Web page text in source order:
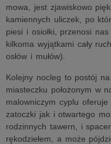
mowa, jest zjawiskowo
kamiennych uliczek, po
piesi i osiołki, przenosi
kilkoma wyjątkami cały
osłów i mułów).
Kolejny nocleg to postój
miasteczku położonym w
malowniczym cyplu
zatoczki jak i otwartego
rodzinnych tawern, i
rękodziełem, a może